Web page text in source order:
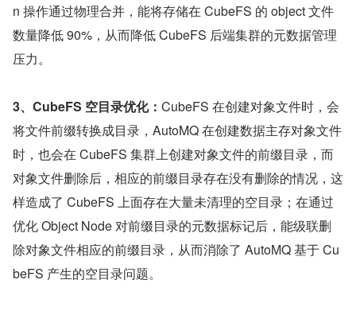
n 操作通过物理合并，能将存储在 CubeFS 的 object 文件
数量降低 90%，从而降低 CubeFS 后端集群的元数据管理
压力。
3、CubeFS 空目录优化： CubeFS 在创建对象文件时，会
将文件前缀转换成目录，AutoMQ 在创建数据主存对象文件
时，也会在 CubeFS 集群上创建对象文件的前缀目录，而
对象文件删除后，相应的前缀目录存在没有删除的情况，这
样造成了 CubeFS 上面存在大量未清理的空目录；在通过
优化 Object Node 对前缀目录的元数据标记后，能级联删
除对象文件相应的前缀目录，从而消除了 AutoMQ 基于 Cu
beFS 产生的空目录问题。